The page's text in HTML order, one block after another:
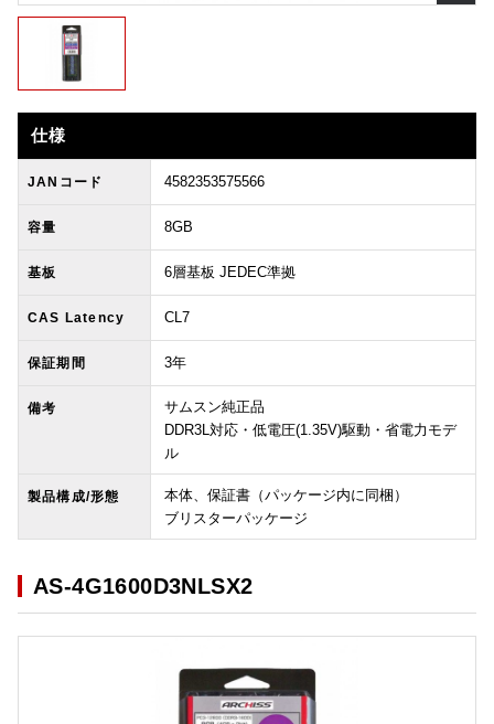
仕様
JANコード 4582353575566
容量 8GB
基板 6層基板 JEDEC準拠
CAS Latency CL7
保証期間 3年
備考
サムスン純正品
DDR3L対応・低電圧(1.35V)駆動・省電力モデ
ル
製品構成/形態
本体、保証書（パッケージ内に同梱）
ブリスターパッケージ
AS-4G1600D3NLSX2